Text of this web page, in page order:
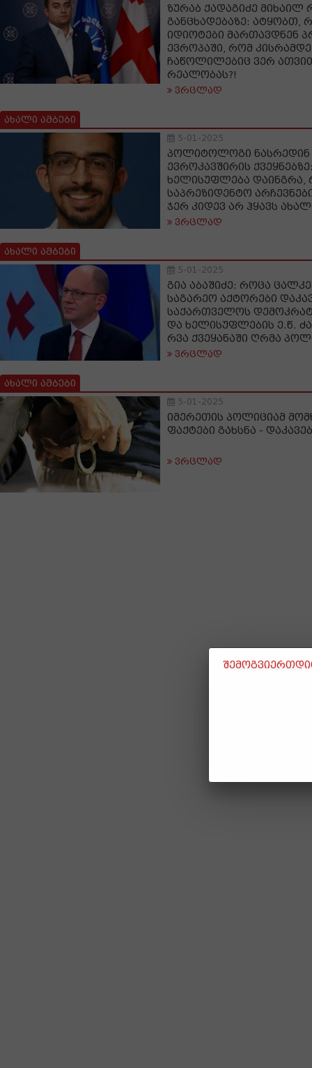
ზურაბ ქადაგიძე მიხაილ
განცხადებაზე: ატყობთ,
იდიოტები მართავდნენ
ევროპაში, რომ კისრამდე
ჩაწოლილებიც ვერ
რეალობას?!
ვრცლად
ახალი ამბები
5-01-2025
პოლიტოლოგი ნასრედინ
ევროკავშირის
ხელისუფლება დაინგრა,
საპრეზიდენტო
ჯერ კიდევ არ ჰყავს
ვრცლად
ახალი ამბები
5-01-2025
გია აბაშიძე: როცა
საგარეო აქტორები
საქართველოს
და ხელისუფლების ე.წ.
რვა ქვეყანაში ღრმა
ვრცლად
ახალი ამბები
5-01-2025
იმერეთის პოლიციამ
ფაქტები გახსნა -
ვრცლად